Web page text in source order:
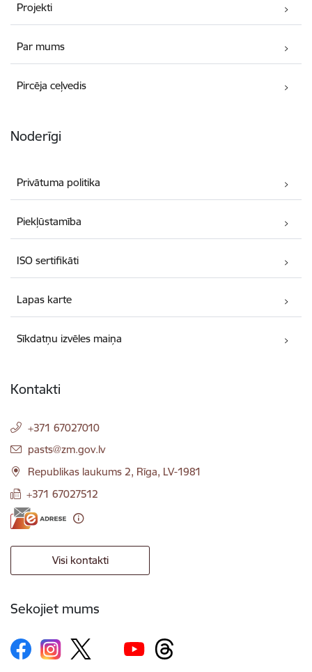
Projekti
Par mums
Pircēja ceļvedis
Noderīgi
Privātuma politika
Piekļūstamība
ISO sertifikāti
Lapas karte
Sīkdatņu izvēles maiņa
Kontakti
+371 67027010
E-pasts:
pasts@zm.gov.lv
Republikas laukums 2, Rīga, LV-1981
+371 67027512
Visi kontakti
Sekojiet mums